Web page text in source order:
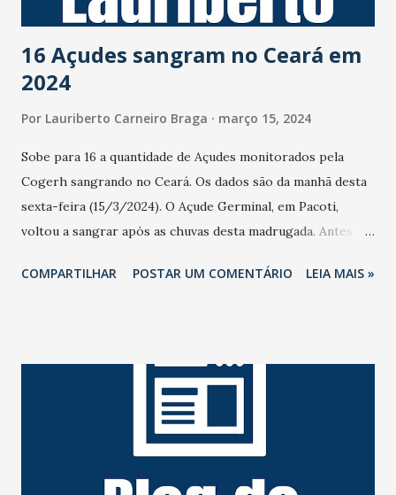
16 Açudes sangram no Ceará em
2024
Por Lauriberto Carneiro Braga março 15, 2024
Sobe para 16 a quantidade de Açudes monitorados pela
Cogerh sangrando no Ceará. Os dados são da manhã desta
sexta-feira (15/3/2024). O Açude Germinal, em Pacoti,
voltou a sangrar após as chuvas desta madrugada. Antes
atingido sua capacidade máxima. Ambos são das bacias
atingiu a marca de 41% da capacidade. No início da quadra
chuvosa esse percentual era de 37%. As bacias do Litoral,
Acaraú e Coreaú, na porção norte do Ceará, são as mais
confortáveis atualmente, com mais de 80% de acumulação.
Por outro lado, as regiões hidrográficas do Curu, Médio
COMPARTILHAR POSTAR UM COMENTÁRIO LEIA MAIS »